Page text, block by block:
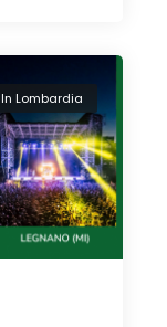
In Lombardia